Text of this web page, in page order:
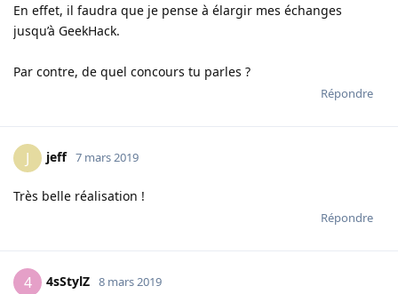
En effet, il faudra que je pense à élargir mes échanges
jusqu’à GeekHack.
Par contre, de quel concours tu parles ?
Répondre
J jeff 7 mars 2019
Très belle réalisation !
Répondre
4 4sStylZ 8 mars 2019